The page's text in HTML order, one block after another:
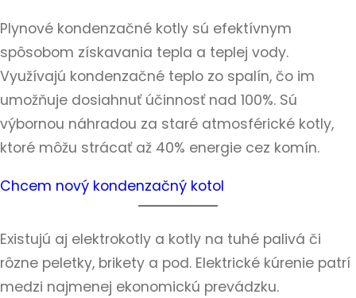
Plynové kondenzačné kotly sú efektívnym
spôsobom získavania tepla a teplej vody.
Využívajú kondenzačné teplo zo spalín, čo im
umožňuje dosiahnuť účinnosť nad 100%. Sú
výbornou náhradou za staré atmosférické kotly,
ktoré môžu strácať až 40% energie cez komín.
Chcem nový kondenzačný kotol
Existujú aj elektrokotly a kotly na tuhé palivá či
rôzne peletky, brikety a pod. Elektrické kúrenie patrí
medzi najmenej ekonomickú prevádzku.